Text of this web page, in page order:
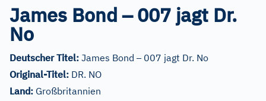
James Bond–007 jagt Dr.
No
Deutscher Titel: James Bond–007 jagt Dr. No
Original-Titel: DR. NO
Land: Großbritannien